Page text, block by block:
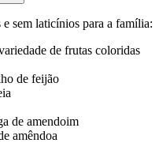
e sem laticínios para a família:
de frutas coloridas
de feijão
de amendoim
amêndoa